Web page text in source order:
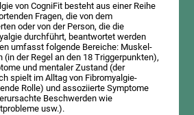
von CogniFit besteht aus einer Reihe
Fragen, die von dem
oder von der Person, die die
durchführt, beantwortet werden
umfasst folgende Bereiche: Muskel-
(in der Regel an den 18 Triggerpunkten),
und mentaler Zustand (der
spielt im Alltag von Fibromyalgie-
Rolle) und assoziierte Symptome
Beschwerden wie
usw.).